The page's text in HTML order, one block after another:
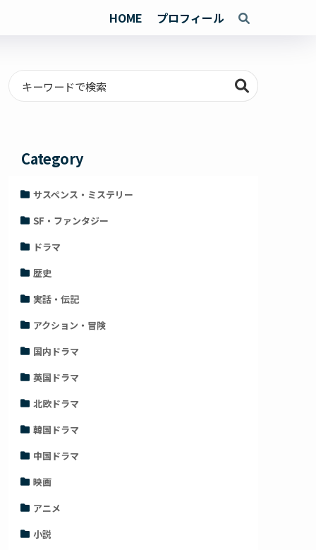
HOME プロフィール
Category
サスペンス・ミステリー
SF・ファンタジー
ドラマ
歴史
実話・伝記
アクション・冒険
国内ドラマ
英国ドラマ
北欧ドラマ
韓国ドラマ
中国ドラマ
映画
アニメ
小説